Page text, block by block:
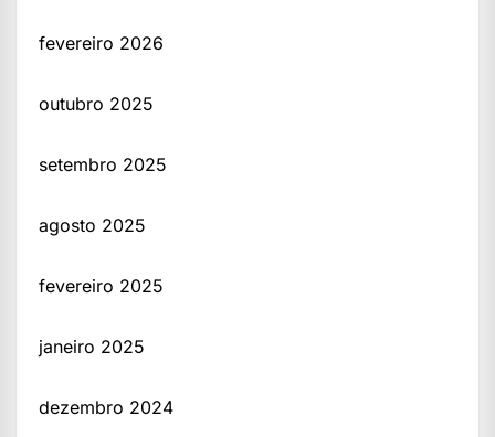
fevereiro 2026
outubro 2025
setembro 2025
agosto 2025
fevereiro 2025
janeiro 2025
dezembro 2024